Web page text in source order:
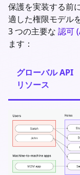
保護を実装する前
適した権限モデル
3 つの主要な 認可
ます：
グローバル API
リソース